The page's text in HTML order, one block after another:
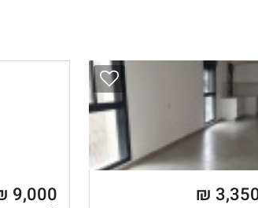
9,000 ₪